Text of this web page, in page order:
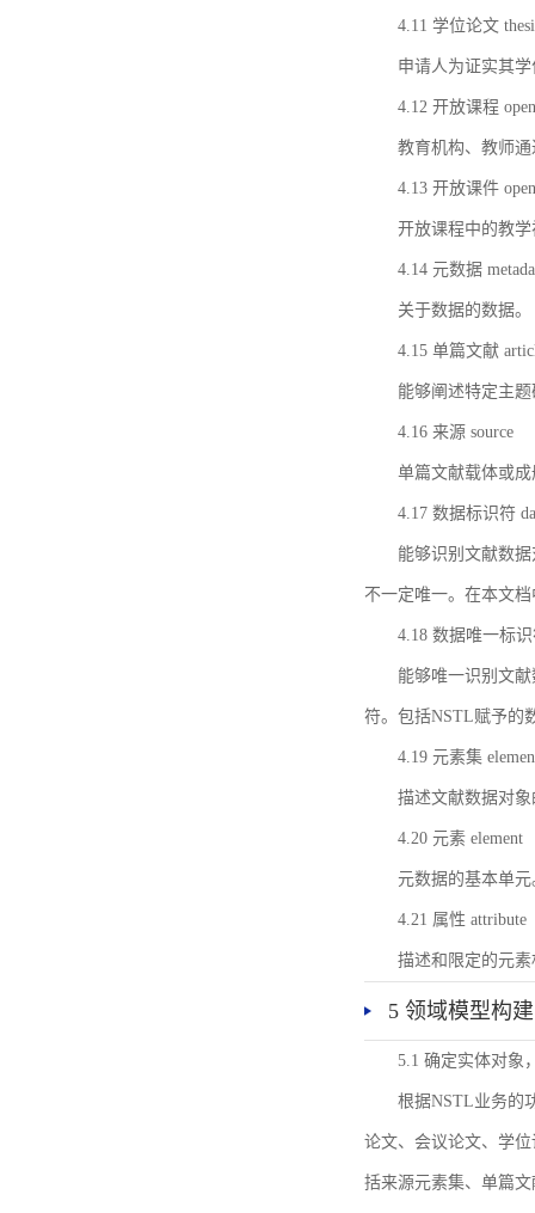
4.11 学位论文
申请人为证实其
4.12 开放课程
教育机构、教师
4.13 开放课件
开放课程中的教
4.14 元数据
关于数据的数据。
4.15 单篇文献
能够阐述特定主
4.16 来源 source
单篇文献载体或
4.17 数据标识符
能够识别文献数
不一定唯一。在本文
4.18 数据唯一标
能够唯一识别文
符。包括NSTL赋予的
4.19 元素集
描述文献数据对
4.20 元素 element
元数据的基本单元
4.21 属性 attribute
描述和限定的元
5 领域模型构建
5.1 确定实体对象
根据NSTL业务的
论文、会议论文、学
括来源元素集、单篇